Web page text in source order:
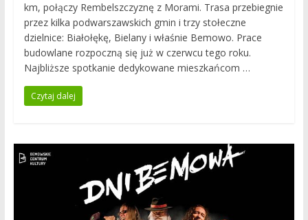
km, połączy Rembelszczyznę z Morami. Trasa przebiegnie
przez kilka podwarszawskich gmin i trzy stołeczne
dzielnice: Białołękę, Bielany i właśnie Bemowo. Prace
budowlane rozpoczną się już w czerwcu tego roku.
Najbliższe spotkanie dedykowane mieszkańcom …
Czytaj dalej